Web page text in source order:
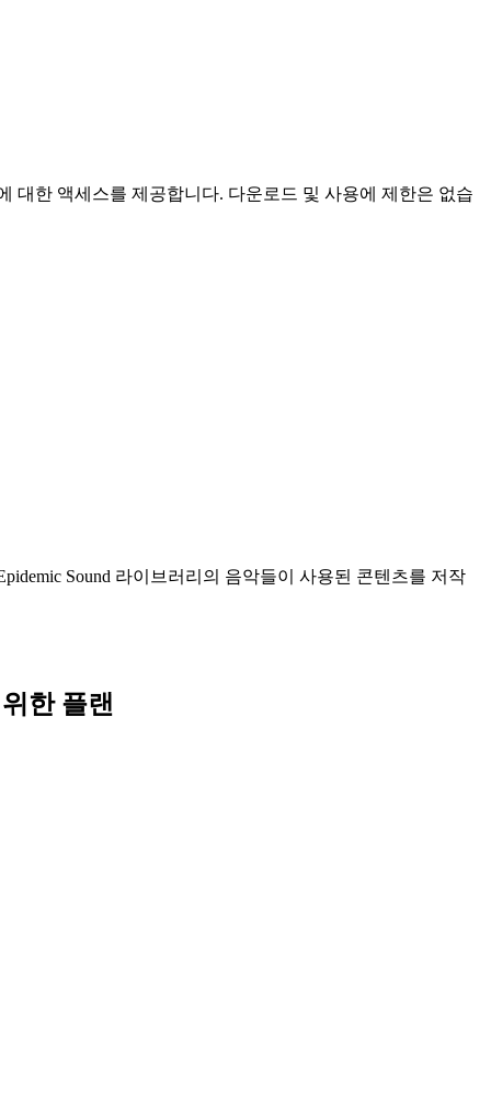
대한 액세스를 제공합니다. 다운로드 및 사용에 제한은 없습
Sound 라이브러리의 음악들이 사용된 콘텐츠를 저작
한 플랜